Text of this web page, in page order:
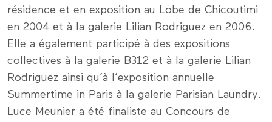
résidence et en exposition au Lobe de Chicoutimi
en 2004 et à la galerie Lilian Rodriguez en 2006.
Elle a également participé à des expositions
collectives à la galerie B312 et à la galerie Lilian
Rodriguez ainsi qu’à l’exposition annuelle
Summertime in Paris à la galerie Parisian Laundry.
Luce Meunier a été finaliste au Concours de